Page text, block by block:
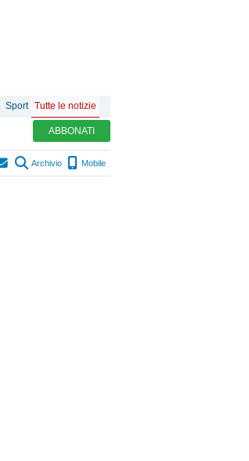
Sport Tutte le notizie
ABBONATI
Archivio Mobile